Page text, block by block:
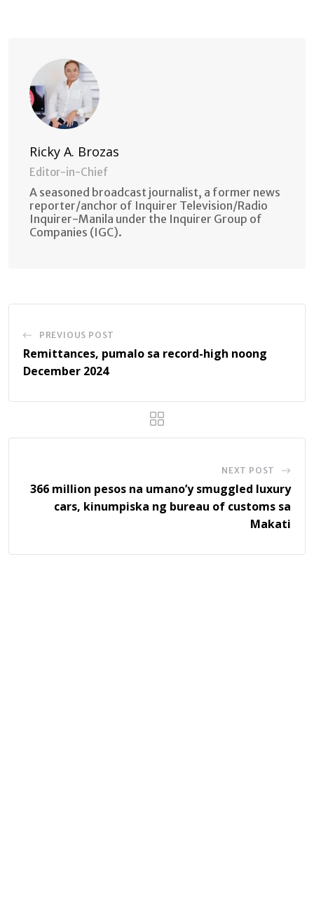
Ricky A. Brozas
Editor-in-Chief
A seasoned broadcast journalist, a former news
reporter/anchor of Inquirer Television/Radio
Inquirer-Manila under the Inquirer Group of
Companies (IGC).
PREVIOUS POST
Remittances, pumalo sa record-high noong
December 2024
NEXT POST
366 million pesos na umano’y smuggled luxury
cars, kinumpiska ng bureau of customs sa
Makati